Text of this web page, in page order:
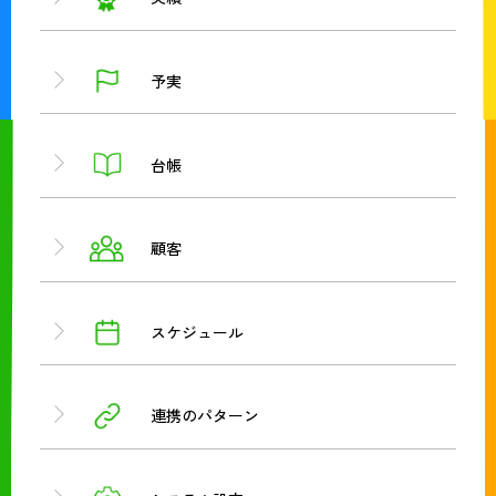
予実
台帳
顧客
スケジュール
連携のパターン